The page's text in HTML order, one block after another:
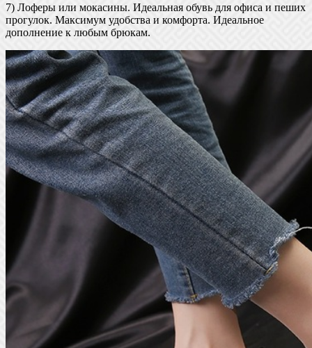
7) Лоферы или мокасины. Идеальная обувь для офиса и пеших
прогулок. Максимум удобства и комфорта. Идеальное
дополнение к любым брюкам.